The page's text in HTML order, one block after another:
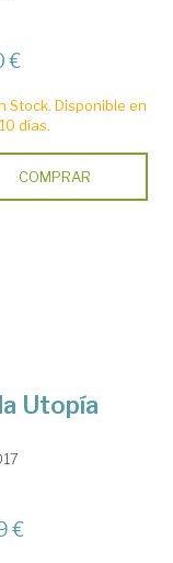
€
Stock. Disponible en
días.
COMPRAR
Utopía
€